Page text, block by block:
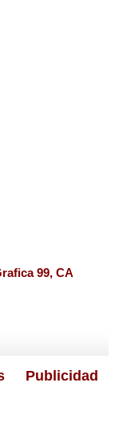
99, CA
Publicidad